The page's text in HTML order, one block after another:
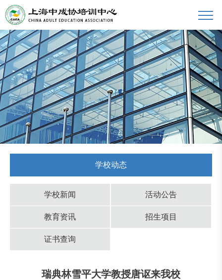
学校动态
学校新闻 活动公告
教育资讯 招生项目
证书查询
瑞典林雪平大学教授唐讴来我校